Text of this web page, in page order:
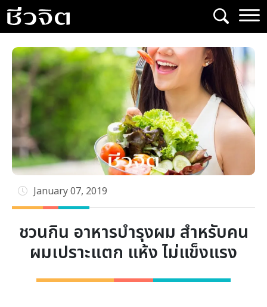
Skip
to
content
January 07, 2019
ชวนกิน อาหารบำรุงผม สำหรับคน
ผมเปราะแตก แห้ง ไม่แข็งแรง